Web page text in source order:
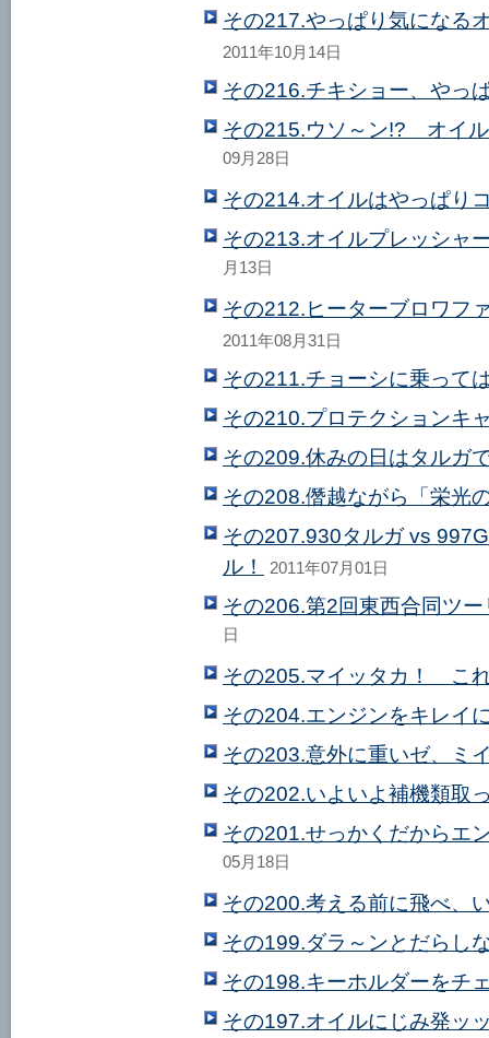
その217.やっぱり気になる
2011年10月14日
その216.チキショー、やっ
その215.ウソ～ン!? オイ
09月28日
その214.オイルはやっぱり
その213.オイルプレッシャ
月13日
その212.ヒーターブロワフ
2011年08月31日
その211.チョーシに乗って
その210.プロテクションキ
その209.休みの日はタルガ
その208.僭越ながら「栄光
その207.930タルガ vs
ル！
2011年07月01日
その206.第2回東西合同ツ
日
その205.マイッタカ！ こ
その204.エンジンをキレイ
その203.意外に重いゼ、ミ
その202.いよいよ補機類取
その201.せっかくだからエ
05月18日
その200.考える前に飛べ、
その199.ダラ～ンとだらし
その198.キーホルダーをチ
その197.オイルにじみ発ッ